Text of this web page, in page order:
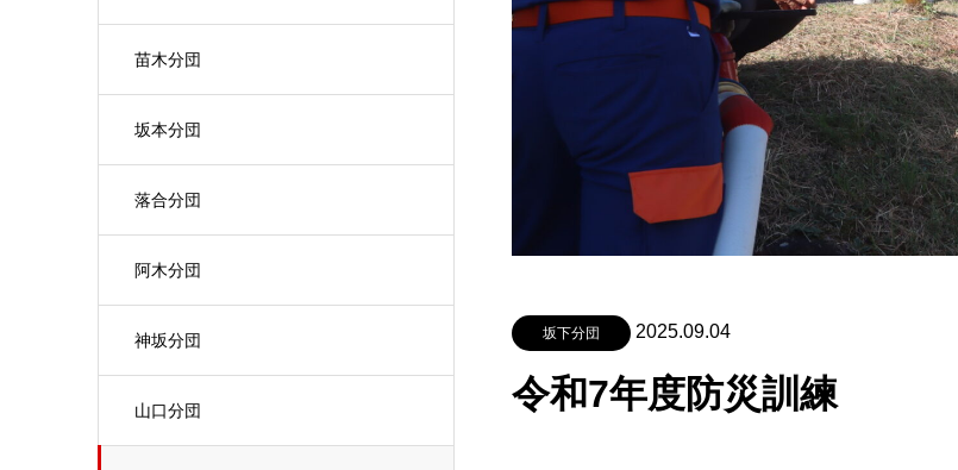
苗木分団
坂本分団
落合分団
阿木分団
神坂分団
山口分団
坂下分団 2025.09.04
令和7年度防災訓練